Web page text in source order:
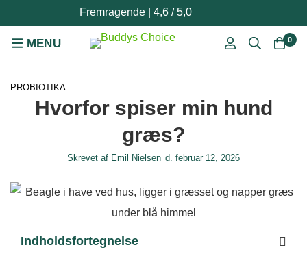
Fremragende | 4,6 / 5,0
0
PROBIOTIKA
Hvorfor spiser min hund
græs?
Skrevet af Emil Nielsen d. februar 12, 2026
Indholdsfortegnelse